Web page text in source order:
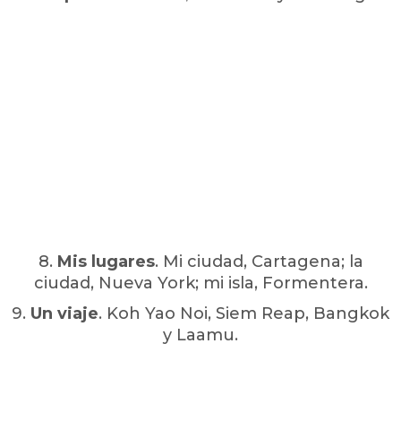
8. Mis lugares. Mi ciudad, Cartagena; la
ciudad, Nueva York; mi isla, Formentera.
9. Un viaje. Koh Yao Noi, Siem Reap, Bangkok
y Laamu.